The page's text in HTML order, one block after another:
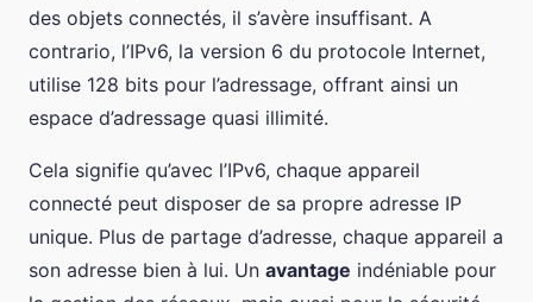
des objets connectés, il s’avère insuffisant. A
contrario, l’IPv6, la version 6 du protocole Internet,
utilise 128 bits pour l’adressage, offrant ainsi un
espace d’adressage quasi illimité.
Cela signifie qu’avec l’IPv6, chaque appareil
connecté peut disposer de sa propre adresse IP
unique. Plus de partage d’adresse, chaque appareil a
son adresse bien à lui. Un avantage indéniable pour